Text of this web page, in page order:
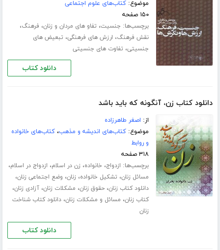
موضوع:کتاب‌های علوم اجتماعی
۱۵۰ صفحه
برچسب‌ها: جنسیت، تفاو ‏‌های مردان و زنان، فرهنگ،
نقش فرهنگ، ارزش های فرهنگی، تبعیض های
جنسیتی، تفاوت‏ های جنسیتی
دانلود کتاب
دانلود کتاب زن، آنگونه که باید باشد
از: اصغر طاهرزاده
موضوع:کتاب‌های اندیشه و مذهب،کتاب‌های خانواده
و روابط
۳۱۸ صفحه
برچسب‌ها: ازدواج، خانواده، زن در اسلام، ازدواج در اسلام،
مسائل زنان، تشکیل خانواده، زنان، وضع اجتماعی زنان،
دانلود کتاب زنان،حقوق زنان، مشکلات زنان،آزادی زنان،
کتاب زنان، مسائل و مشکلات زنان،دانلود کتاب شناخت
زنان
دانلود کتاب